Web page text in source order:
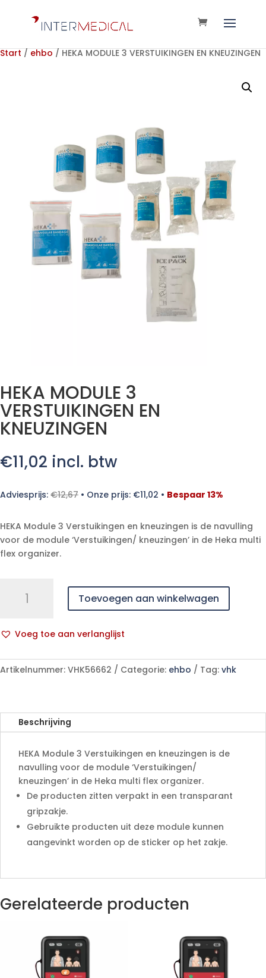
Start / ehbo / HEKA MODULE 3 VERSTUIKINGEN EN KNEUZINGEN
HEKA MODULE 3
VERSTUIKINGEN EN
KNEUZINGEN
€11,02 incl. btw
Adviesprijs: €12,67 • Onze prijs: €11,02 • Bespaar 13%
HEKA Module 3 Verstuikingen en kneuzingen is de navulling
voor de module ‘Verstuikingen/ kneuzingen’ in de Heka multi
flex organizer.
MODULE
EN
aantal
Toevoegen aan winkelwagen
Voeg toe aan verlanglijst
l
t
n
a
Artikelnummer: VHK56662 Categorie: ehbo Tag: vhk
Beschrijving
HEKA Module 3 Verstuikingen en kneuzingen is de
navulling voor de module ‘Verstuikingen/
kneuzingen’ in de Heka multi flex organizer.
De producten zitten verpakt in een transparant
gripzakje.
Gebruikte producten uit deze module kunnen
aangevinkt worden op de sticker op het zakje.
Gerelateerde producten